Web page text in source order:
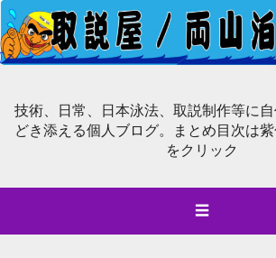
技術、日常、日本泳法、取説制作等に
どき添える個人ブログ。まとめ目次は紫
をクリック
☰